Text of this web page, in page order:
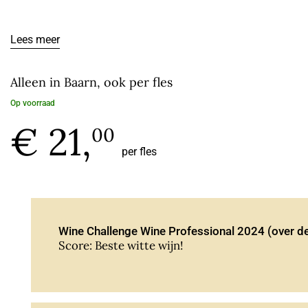
Jamie Goode in The Wine Anorak 10-2023: ‘Nice yellow
Wine Challenge Wine Professionale 2014: beste witte wijn!
Lees meer
Alleen in Baarn, ook per fles
Op voorraad
€ 21,00
per fles
Wine Challenge Wine Professional 2024 (over
Score: Beste witte wijn!